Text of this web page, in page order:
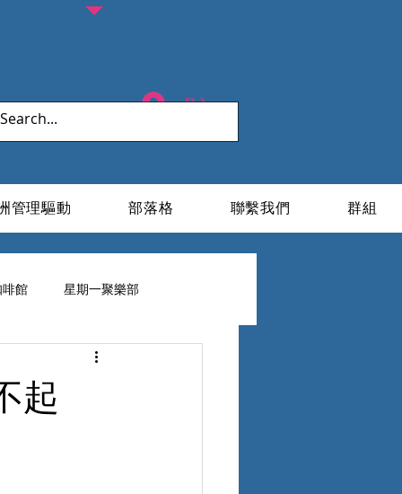
登入
管理驅動 部落格 聯繫我們 群組
館 星期一聚樂部
ESG X 家族辦公室
起